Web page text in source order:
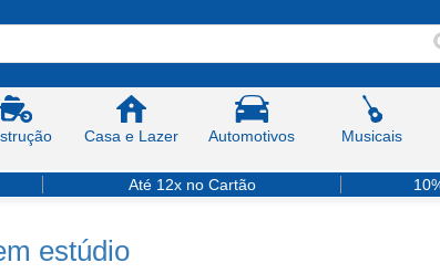
Casa e Lazer Automotivos Musicais
Até 12x no Cartão
estúdio